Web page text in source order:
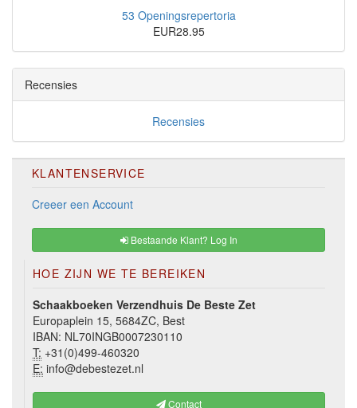
53 Openingsrepertoria
EUR28.95
Recensies
Recensies
KLANTENSERVICE
Creeer een Account
Bestaande Klant? Log In
HOE ZIJN WE TE BEREIKEN
Schaakboeken Verzendhuis De Beste Zet
Europaplein 15, 5684ZC, Best
IBAN: NL70INGB0007230110
T: +31(0)499-460320
E: info@debestezet.nl
Contact